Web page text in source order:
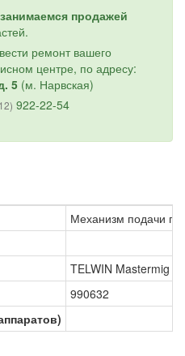
продажей
ремонт вашего
центре, по адресу:
5 (м. Нарвская)
922-22-54
Механизм подачи
TELWIN Mastermig
990632